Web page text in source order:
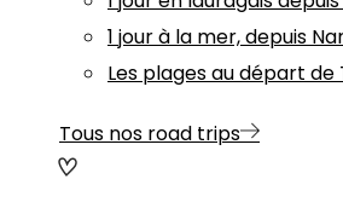
1 jour à la mer, depuis
Les plages au départ de
Tous nos road trips